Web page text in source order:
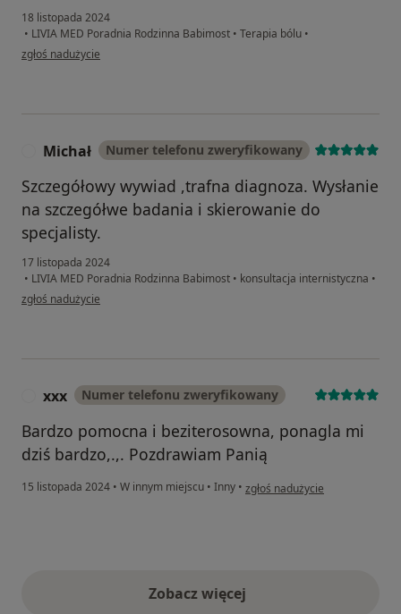
18 listopada 2024
• LIVIA MED Poradnia Rodzinna Babimost • Terapia bólu •
w opinii użytkownika Magda
zgłoś nadużycie
Michał Numer telefonu zweryfikowany
Szczegółowy wywiad ,trafna diagnoza. Wysłanie
na szczegółwe badania i skierowanie do
specjalisty.
17 listopada 2024
• LIVIA MED Poradnia Rodzinna Babimost • konsultacja internistyczna •
w opinii użytkownika Michał
zgłoś nadużycie
xxx Numer telefonu zweryfikowany
Bardzo pomocna i beziterosowna, ponagla mi
dziś bardzo,.,. Pozdrawiam Panią
15 listopada 2024 • W innym miejscu • Inny • w opinii użytkownika xxx
zgłoś nadużycie
Zobacz więcejopinie powyżej